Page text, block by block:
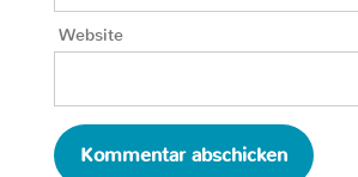
Website